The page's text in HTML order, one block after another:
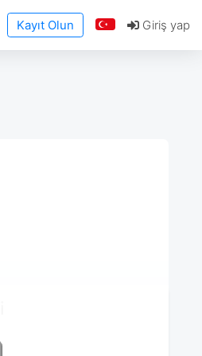
Kayıt Olun Giriş yap